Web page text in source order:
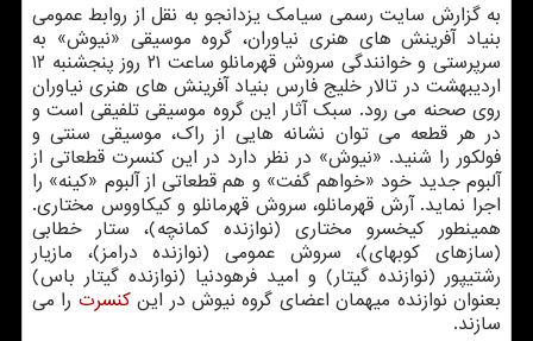
به گزارش سایت رسمی سیامك یزدانجو به نقل از روابط عمومی
بنیاد آفرینش های هنری نیاوران، گروه موسیقی «نیوش» به
سرپرستی و خوانندگی سروش قهرمانلو ساعت ۲۱ روز پنجشنبه ۱۲
اردیبهشت در تالار خلیج فارس بنیاد آفرینش های هنری نیاوران
روی صحنه می رود. سبك آثار این گروه موسیقی تلفیقی است و
در هر قطعه می توان نشانه هایی از راك، موسیقی سنتی و
فولكور را شنید. «نیوش» در نظر دارد در این كنسرت قطعاتی از
آلبوم جدید خود «خواهم گفت» و هم قطعاتی از آلبوم «كینه» را
اجرا نماید. آرش قهرمانلو، سروش قهرمانلو و كیكاووس مختاری.
همینطور كیخسرو مختاری (نوازنده كمانچه)، ستار خطابی
(سازهای كوبه‎ای)، سروش عمومی (نوازنده درامز)، مازیار
رشتی‎پور (نوازنده گیتار) و امید فرهودنیا (نوازنده گیتار باس)
بعنوان نوازنده میهمان اعضای گروه نیوش در اینكنسرت را می
سازند.